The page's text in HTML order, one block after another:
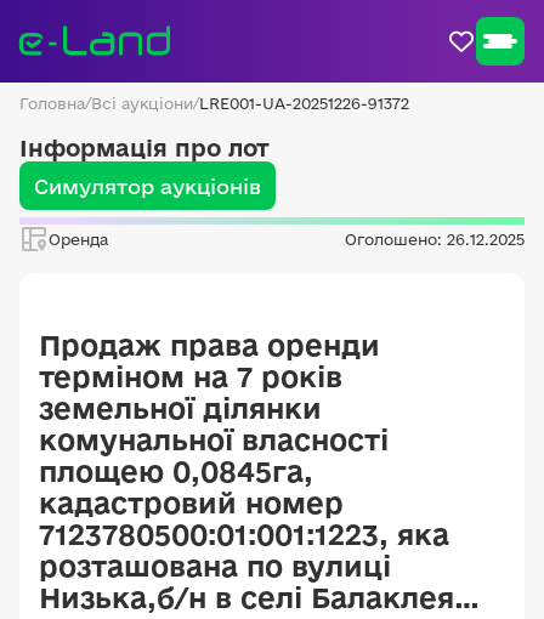
Головна/Всі аукціони/LRE001-UA-20251226-91372
Інформація про лот
Симулятор аукціонів
Оренда Оголошено: 26.12.2025
Продаж права оренди
терміном на 7 років
земельної ділянки
комунальної власності
площею 0,0845га,
кадастровий номер
7123780500:01:001:1223, яка
розташована по вулиці
Низька,б/н в селі Балаклея